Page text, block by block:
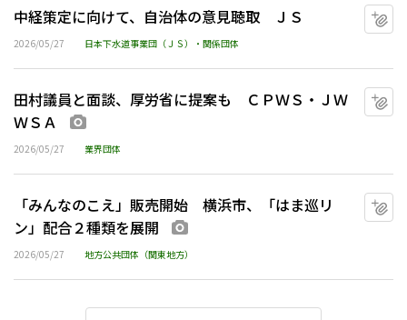
中経策定に向けて、自治体の意見聴取 ＪＳ
2026/05/27 日本下水道事業団（ＪＳ）・関係団体
田村議員と面談、厚労省に提案も ＣＰＷＳ・ＪＷ
ＷＳＡ
2026/05/27 業界団体
「みんなのこえ」販売開始 横浜市、「はま巡リ
ン」配合２種類を展開
2026/05/27 地方公共団体（関東地方）